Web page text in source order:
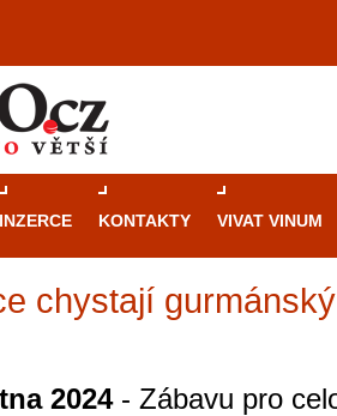
INZERCE KONTAKTY VIVAT VINUM
chystají
2024- Zábavu pro
Průvodce